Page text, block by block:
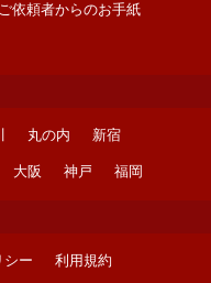
ご依頼者からのお手紙
丸の内 新宿
大阪 神戸 福岡
シー 利用規約